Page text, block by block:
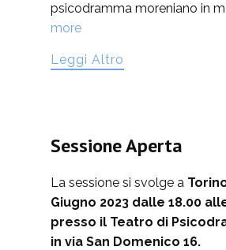
psicodramma moreniano in
more
Leggi Altro
Sessione Aperta
La sessione si svolge a
Giugno 2023 dalle 18.00
presso il Teatro di
in via San Domenico 16.